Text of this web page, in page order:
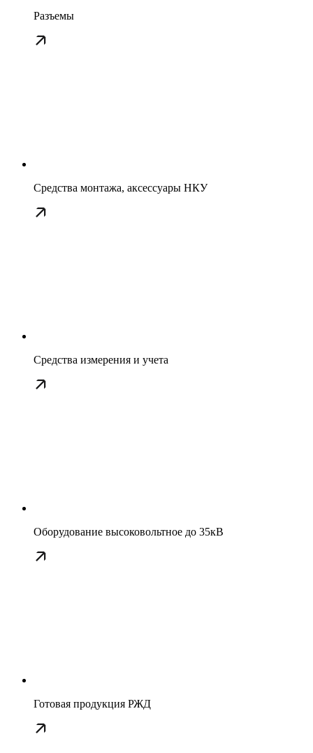
Разъемы
Средства монтажа, аксессуары НКУ
Средства измерения и учета
Оборудование высоковольтное до 35кВ
Готовая продукция РЖД